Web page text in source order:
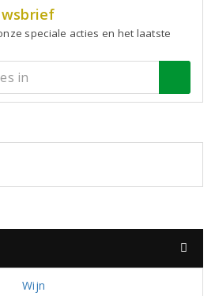
speciale acties en het laatste
Wijn